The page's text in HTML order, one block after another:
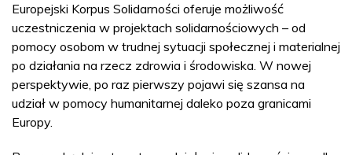
Europejski Korpus Solidarności oferuje możliwość
uczestniczenia w projektach solidarnościowych – od
pomocy osobom w trudnej sytuacji społecznej i materialnej
po działania na rzecz zdrowia i środowiska. W nowej
perspektywie, po raz pierwszy pojawi się szansa na
udział w pomocy humanitarnej daleko poza granicami
Europy.